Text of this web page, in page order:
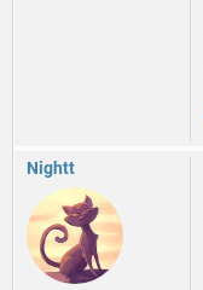
Nightt